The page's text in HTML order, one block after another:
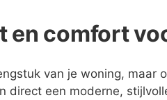
en comfort
van je woning, maar
direct een moderne,